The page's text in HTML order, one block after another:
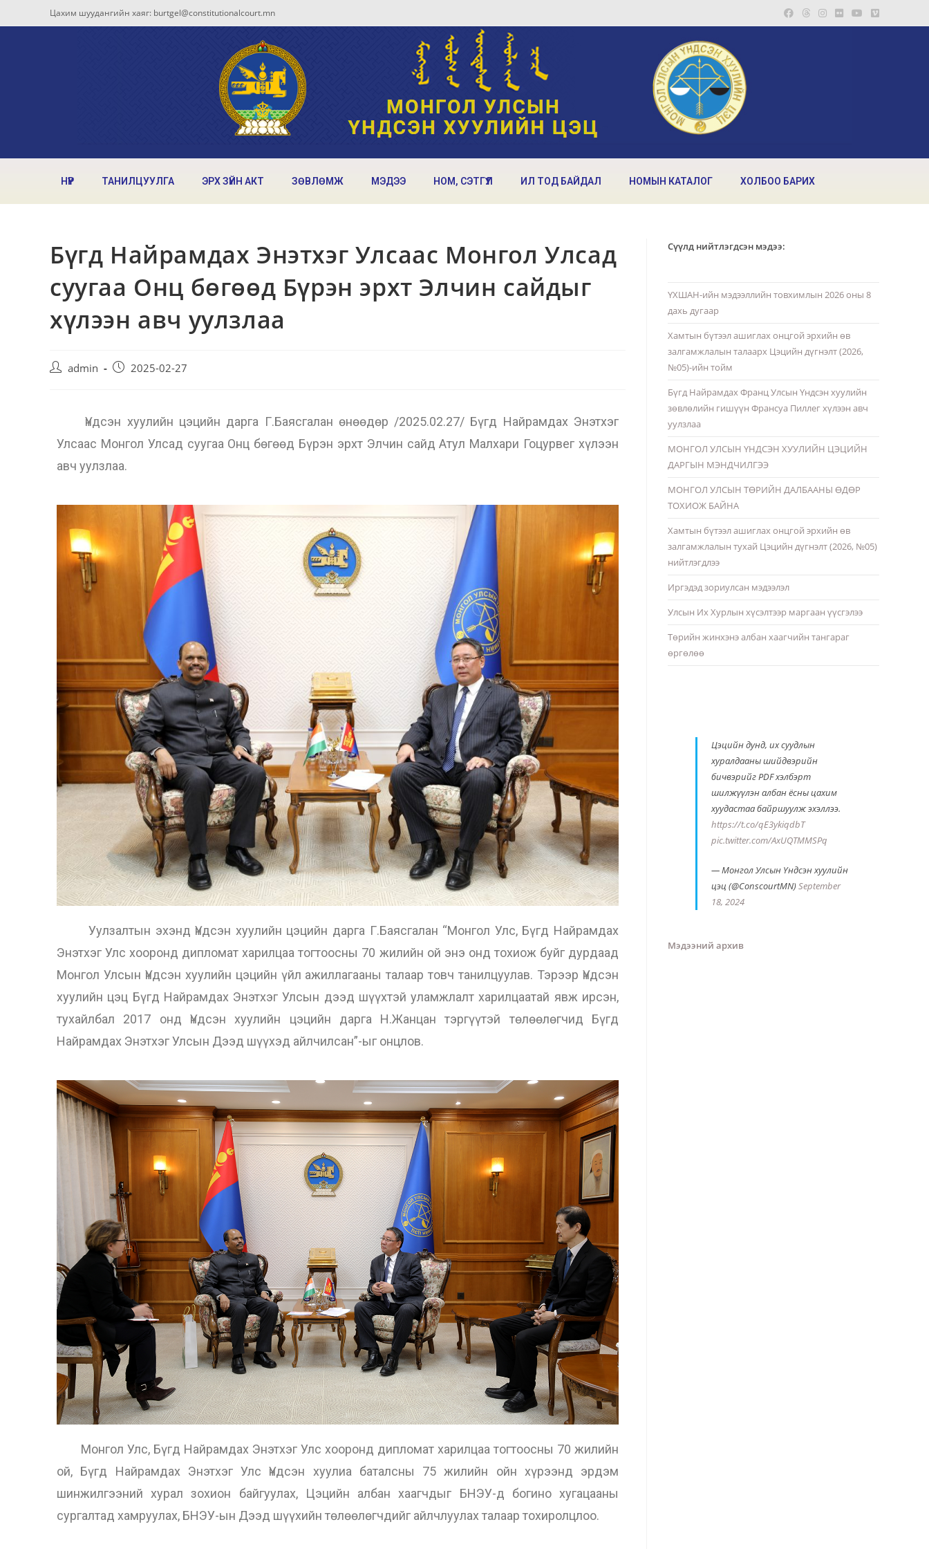
Цахим шуудангийн хаяг: burtgel@constitutionalcourt.mn
НҮҮР ТАНИЛЦУУЛГА ЭРХ ЗҮЙН АКТ ЗӨВЛӨМЖ МЭДЭЭ НОМ, СЭТГҮҮЛ ИЛ ТОД БАЙДАЛ НОМЫН КАТАЛОГ ХОЛБОО БАРИХ
Бүгд Найрамдах Энэтхэг Улсаас Монгол Улсад
суугаа Онц бөгөөд Бүрэн эрхт Элчин сайдыг
хүлээн авч уулзлаа
admin 2025-02-27
Үндсэн хуулийн цэцийн дарга Г.Баясгалан өнөөдөр /2025.02.27/ Бүгд Найрамдах Энэтхэг
Улсаас Монгол Улсад суугаа Онц бөгөөд Бүрэн эрхт Элчин сайд Атул Малхари Гоцурвег хүлээн
авч уулзлаа.
Уулзалтын эхэнд Үндсэн хуулийн цэцийн дарга Г.Баясгалан “Монгол Улс, Бүгд Найрамдах
Энэтхэг Улс хооронд дипломат харилцаа тогтоосны 70 жилийн ой энэ онд тохиож буйг дурдаад
Монгол Улсын Үндсэн хуулийн цэцийн үйл ажиллагааны талаар товч танилцуулав. Тэрээр Үндсэн
хуулийн цэц Бүгд Найрамдах Энэтхэг Улсын дээд шүүхтэй уламжлалт харилцаатай явж ирсэн,
тухайлбал 2017 онд Үндсэн хуулийн цэцийн дарга Н.Жанцан тэргүүтэй төлөөлөгчид Бүгд
Найрамдах Энэтхэг Улсын Дээд шүүхэд айлчилсан”-ыг онцлов.
Монгол Улс, Бүгд Найрамдах Энэтхэг Улс хооронд дипломат харилцаа тогтоосны 70 жилийн
ой, Бүгд Найрамдах Энэтхэг Улс Үндсэн хуулиа баталсны 75 жилийн ойн хүрээнд эрдэм
шинжилгээний хурал зохион байгуулах, Цэцийн албан хаагчдыг БНЭУ-д богино хугацааны
сургалтад хамруулах, БНЭУ-ын Дээд шүүхийн төлөөлөгчдийг айлчлуулах талаар тохиролцлоо.
Сүүлд нийтлэгдсэн мэдээ:
ҮХШАН-ийн мэдээллийн товхимлын 2026 оны 8
дахь дугаар
Хамтын бүтээл ашиглах онцгой эрхийн өв
залгамжлалын талаарх Цэцийн дүгнэлт (2026,
№05)-ийн тойм
Бүгд Найрамдах Франц Улсын Үндсэн хуулийн
зөвлөлийн гишүүн Франсуа Пиллег хүлээн авч
уулзлаа
МОНГОЛ УЛСЫН ҮНДСЭН ХУУЛИЙН ЦЭЦИЙН
ДАРГЫН МЭНДЧИЛГЭЭ
МОНГОЛ УЛСЫН ТӨРИЙН ДАЛБААНЫ ӨДӨР
ТОХИОЖ БАЙНА
Хамтын бүтээл ашиглах онцгой эрхийн өв
залгамжлалын тухай Цэцийн дүгнэлт (2026, №05)
нийтлэгдлээ
Иргэдэд зориулсан мэдээлэл
Улсын Их Хурлын хүсэлтээр маргаан үүсгэлээ
Төрийн жинхэнэ албан хаагчийн тангараг
өргөлөө
Цэцийн дунд, их суудлын
хуралдааны шийдвэрийн
бичвэрийг PDF хэлбэрт
шилжүүлэн албан ёсны цахим
хуудастаа байршуулж эхэллээ.
https://t.co/qE3ykiqdbT
pic.twitter.com/AxUQTMMSPq
— Монгол Улсын Үндсэн хуулийн
цэц (@ConscourtMN)September
18, 2024
Мэдээний архив